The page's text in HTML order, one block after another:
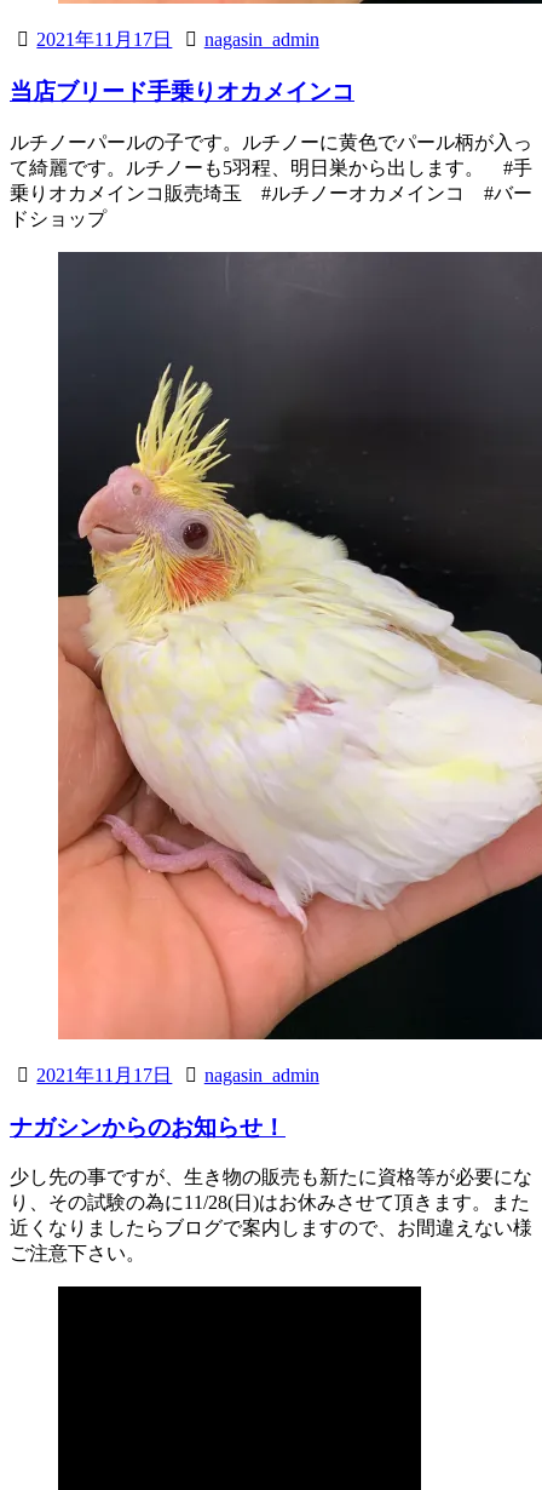
2021年11月17日 nagasin_admin
当店ブリード手乗りオカメインコ
ルチノーパールの子です。ルチノーに黄色でパール柄が入っ
て綺麗です。ルチノーも5羽程、明日巣から出します。 #手
乗りオカメインコ販売埼玉 #ルチノーオカメインコ #バー
ドショップ
2021年11月17日 nagasin_admin
ナガシンからのお知らせ！
少し先の事ですが、生き物の販売も新たに資格等が必要にな
り、その試験の為に11/28(日)はお休みさせて頂きます。また
近くなりましたらブログで案内しますので、お間違えない様
ご注意下さい。